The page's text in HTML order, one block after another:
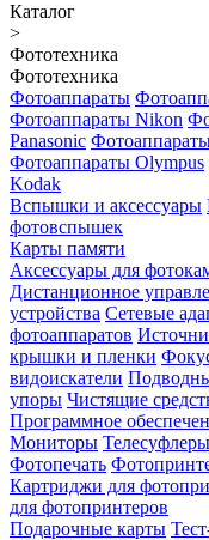
Каталог
>
Фототехника
Фототехника
Фотоаппараты
Фотоаппараты Nikon
Panasonic
Фотоаппараты Olympus
Kodak
Вспышки и аксессуары
фотовспышек
Карты памяти
Аксессуары для
Дистанционное
устройства Сетевые
фотоаппаратов
крышки и пленки
видоискатели
упоры Чистящие
Программное
Мониторы Телесуфлеры
Фотопечать
Картриджи для
для фотопринтеров
Подарочные карты